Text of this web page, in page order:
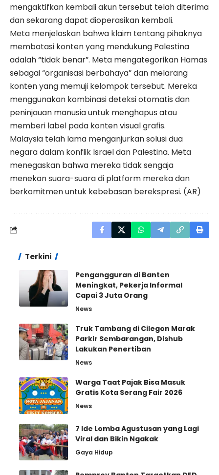
mengaktifkan kembali akun tersebut telah diterima
dan sekarang dapat dioperasikan kembali.
Meta menjelaskan bahwa klaim tentang pihaknya
membatasi konten yang mendukung Palestina
adalah “tidak benar”. Meta mengategorikan Hamas
sebagai “organisasi berbahaya” dan melarang
konten yang memuji kelompok tersebut. Mereka
menggunakan kombinasi deteksi otomatis dan
peninjauan manusia untuk menghapus atau
memberi label pada konten visual grafis.
Malaysia telah lama menganjurkan solusi dua
negara dalam konflik Israel dan Palestina. Meta
menegaskan bahwa mereka tidak sengaja
menekan suara-suara di platform mereka dan
berkomitmen untuk kebebasan berekspresi. (AR)
Terkini
Pengangguran di Banten
Meningkat, Pekerja Informal
Capai 3 Juta Orang
News
Truk Tambang di Cilegon Marak
Parkir Sembarangan, Dishub
Lakukan Penertiban
News
Warga Taat Pajak Bisa Masuk
Gratis Kota Serang Fair 2026
News
7 Ide Lomba Agustusan yang Lagi
Viral dan Bikin Ngakak
Gaya Hidup